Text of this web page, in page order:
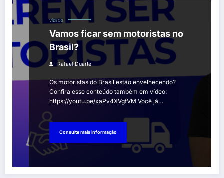
VÍDEOS
Vamos ficar sem motoristas no
Brasil?
Rafael Duarte
Os motoristas do Brasil estão envelhecendo?
Confira esse conteúdo também em vídeo:
https://youtu.be/xaPv4XVgfVM Você já…
Consulte mais informação